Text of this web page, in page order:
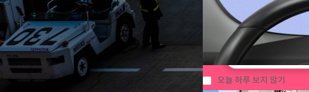
오늘 하루 보지 않기
오늘 하루 보지 않기
오늘 하루 보지 않기